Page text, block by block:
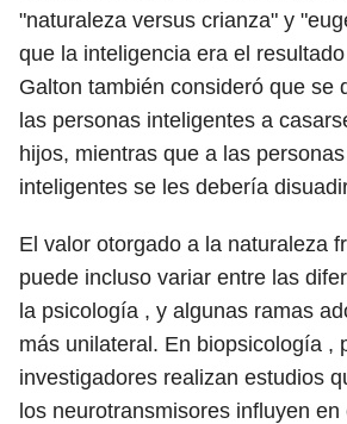
"naturaleza versus crianza" y
que la inteligencia era el
Galton también consideró que se
las personas inteligentes a
hijos, mientras que a las
inteligentes se les debería
El valor otorgado a la naturaleza
puede incluso variar entre las
la psicología , y algunas ramas
más unilateral. En biopsicología ,
investigadores realizan estudios
los neurotransmisores influyen en